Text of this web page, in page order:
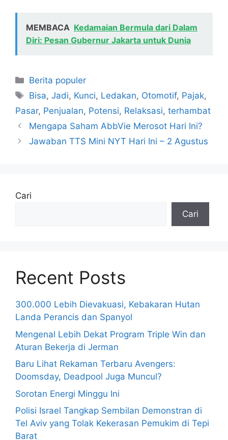
MEMBACA Kedamaian Bermula dari Dalam
Diri: Pesan Gubernur Jakarta untuk Dunia
Kategori
Berita populer
Tag
Bisa,Jadi, Kunci, Ledakan, Otomotif, Pajak,
Pasar, Penjualan, Potensi, Relaksasi, terhambat
Mengapa Saham AbbVie Merosot Hari Ini?
Jawaban TTS Mini NYT Hari Ini – 2 Agustus
Cari
Cari
Recent Posts
300.000 Lebih Dievakuasi, Kebakaran Hutan
Landa Perancis dan Spanyol
Mengenal Lebih Dekat Program Triple Win dan
Aturan Bekerja di Jerman
Baru Lihat Rekaman Terbaru Avengers:
Doomsday, Deadpool Juga Muncul?
Sorotan Energi Minggu Ini
Polisi Israel Tangkap Sembilan Demonstran di
Tel Aviv yang Tolak Kekerasan Pemukim di Tepi
Barat